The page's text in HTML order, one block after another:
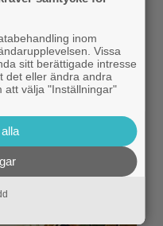
inom
Vissa
sitt berättigade intresse
det eller ändra andra
att välja "Inställningar"